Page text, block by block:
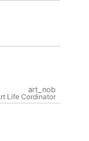
art_nob
Life Cordinator